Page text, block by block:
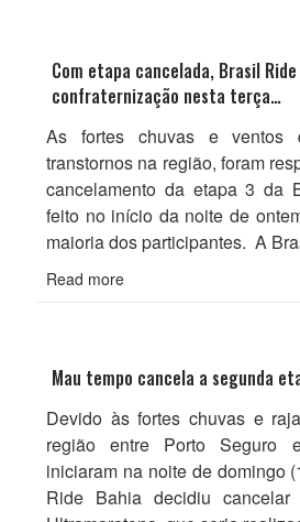
Com etapa cancelada, Brasil
confraternização nesta terça…
As fortes chuvas e ventos
transtornos na região, foram
cancelamento da etapa 3 da
feito no início da noite de
maioria dos participantes. A
Read more
Mau tempo cancela a segunda
Devido às fortes chuvas e
região entre Porto Seguro
iniciaram na noite de domingo
Ride Bahia decidiu